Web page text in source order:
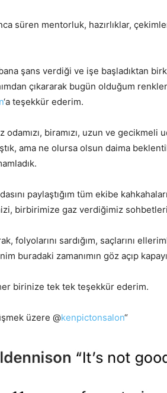
süren mentorluk, hazırlıklar,
şans verdiği ve işe başladıktan
çıkararak bugün olduğum
‘a teşekkür ederim.
odamızı, biramızı, uzun ve gecikmeli
ama ne olursa olsun daima
paylaştığım tüm ekibe
birbirimize gaz verdiğimiz
folyolarını sardığım, saçlarını
buradaki zamanımın göz açıp
birinize tek tek teşekkür ederim.
üzere @kenpictonsalon“